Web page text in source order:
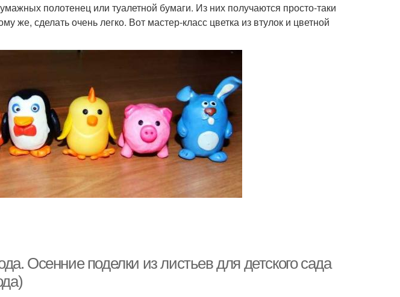
полотенец или туалетной бумаги. Из них получаются просто-таки
же, сделать очень легко. Вот мастер-класс цветка из втулок и цветной
Осенние поделки из листьев для детского сада